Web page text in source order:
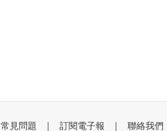
常見問題 | 訂閱電子報 | 聯絡我們